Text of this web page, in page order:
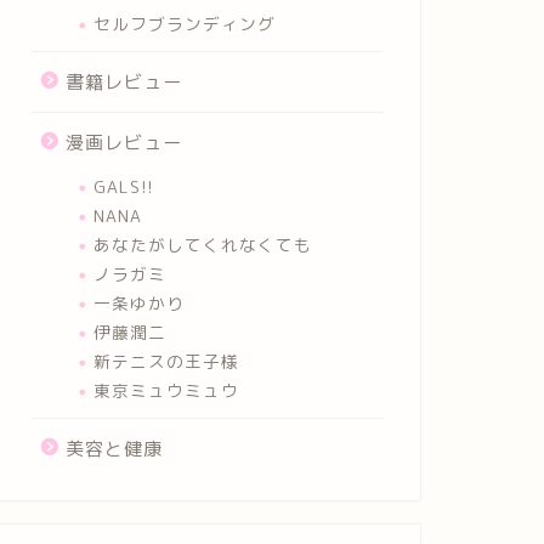
セルフブランディング
書籍レビュー
漫画レビュー
GALS!!
NANA
あなたがしてくれなくても
ノラガミ
一条ゆかり
伊藤潤二
新テニスの王子様
東京ミュウミュウ
美容と健康